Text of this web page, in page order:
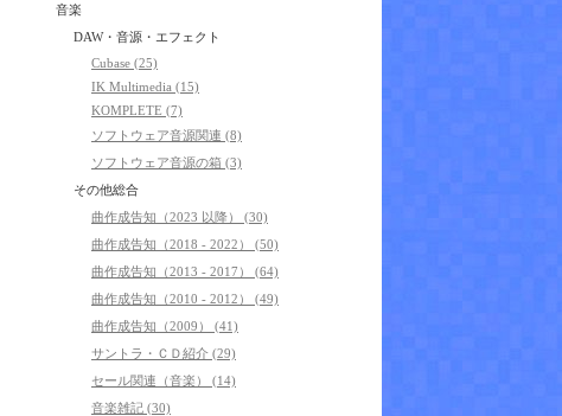
音楽
DAW・音源・エフェクト
Cubase (25)
IK Multimedia (15)
KOMPLETE (7)
ソフトウェア音源関連 (8)
ソフトウェア音源の箱 (3)
その他総合
曲作成告知（2023 以降） (30)
曲作成告知（2018 - 2022） (50)
曲作成告知（2013 - 2017） (64)
曲作成告知（2010 - 2012） (49)
曲作成告知（2009） (41)
サントラ・ＣＤ紹介 (29)
セール関連（音楽） (14)
音楽雑記 (30)